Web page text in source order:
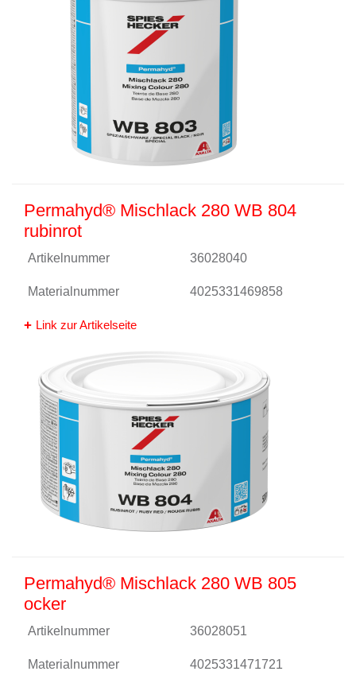
Permahyd® Mischlack 280 WB 804
rubinrot
Artikelnummer 36028040
Materialnummer 4025331469858
Link zur Artikelseite
Permahyd® Mischlack 280 WB 805
ocker
Artikelnummer 36028051
Materialnummer 4025331471721